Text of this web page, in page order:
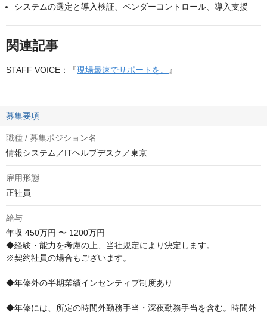
システムの選定と導入検証、ベンダーコントロール、導入支援
関連記事
STAFF VOICE：『現場最速でサポートを。 』
募集要項
職種 / 募集ポジション名
情報システム／ITヘルプデスク／東京
雇用形態
正社員
給与
年収 450万円 〜 1200万円
◆経験・能力を考慮の上、当社規定により決定します。
※契約社員の場合もございます。
◆年俸外の半期業績インセンティブ制度あり
◆年俸には、所定の時間外勤務手当・深夜勤務手当を含む。時間外